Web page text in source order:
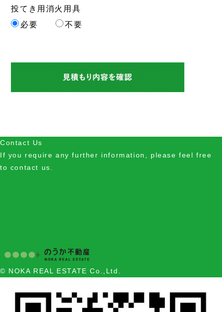
投てき用消火用具
必要
不要
Contact Us
If you require any further information, please feel free
to contact us.
© NOKA REAL ESTATE Co.,Ltd.